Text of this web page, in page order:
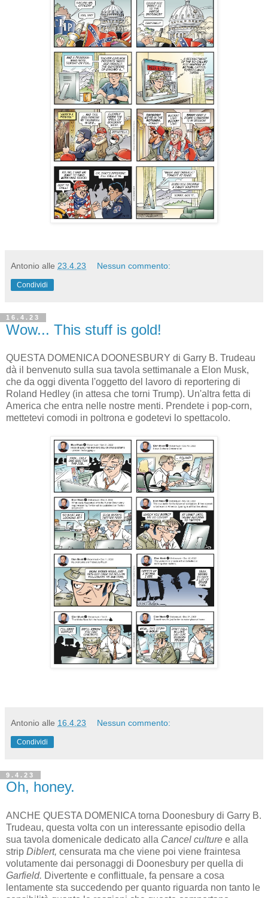
Antonio alle 23.4.23 Nessun commento:
Condividi
16.4.23
Wow... This stuff is gold!
QUESTA DOMENICA DOONESBURY di Garry B. Trudeau
dà il benvenuto sulla sua tavola settimanale a Elon Musk,
che da oggi diventa l'oggetto del lavoro di reportering di
Roland Hedley (in attesa che torni Trump). Un'altra fetta di
America che entra nelle nostre menti. Prendete i pop-corn,
mettetevi comodi in poltrona e godetevi lo spettacolo.
Antonio alle 16.4.23 Nessun commento:
Condividi
9.4.23
Oh, honey.
ANCHE QUESTA DOMENICA torna Doonesbury di Garry B.
Trudeau, questa volta con un interessante episodio della
sua tavola domenicale dedicato alla Cancel culture e alla
strip Diblert, censurata ma che viene poi viene fraintesa
volutamente dai personaggi di Doonesbury per quella di
Garfield. Divertente e conflittuale, fa pensare a cosa
lentamente sta succedendo per quanto riguarda non tanto le